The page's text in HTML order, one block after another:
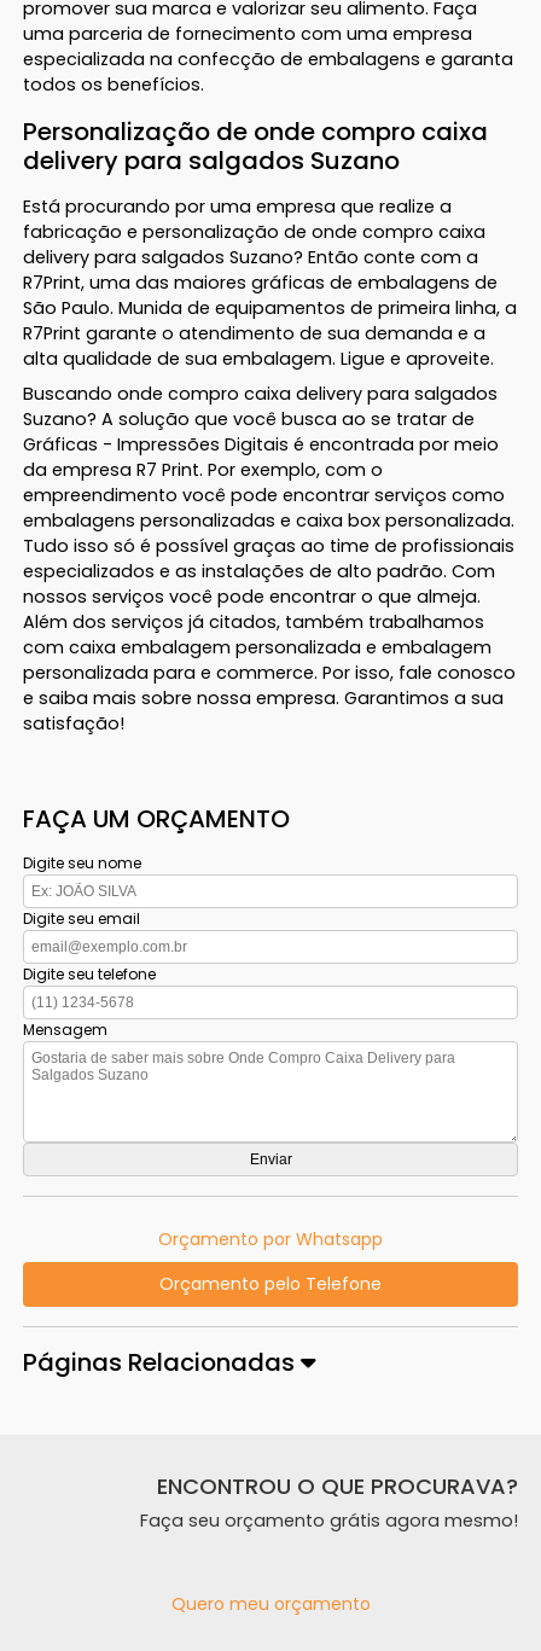
promover sua marca e valorizar seu alimento. Faça
uma parceria de fornecimento com uma empresa
especializada na confecção de embalagens e garanta
todos os benefícios.
Personalização de onde compro caixa
delivery para salgados Suzano
Está procurando por uma empresa que realize a
fabricação e personalização de onde compro caixa
delivery para salgados Suzano? Então conte com a
R7Print, uma das maiores gráficas de embalagens de
São Paulo. Munida de equipamentos de primeira linha, a
R7Print garante o atendimento de sua demanda e a
alta qualidade de sua embalagem. Ligue e aproveite.
Buscando onde compro caixa delivery para salgados
Suzano? A solução que você busca ao se tratar de
Gráficas - Impressões Digitais é encontrada por meio
da empresa R7 Print. Por exemplo, com o
empreendimento você pode encontrar serviços como
embalagens personalizadas e caixa box personalizada.
Tudo isso só é possível graças ao time de profissionais
especializados e as instalações de alto padrão. Com
nossos serviços você pode encontrar o que almeja.
Além dos serviços já citados, também trabalhamos
com caixa embalagem personalizada e embalagem
personalizada para e commerce. Por isso, fale conosco
e saiba mais sobre nossa empresa. Garantimos a sua
satisfação!
FAÇA UM ORÇAMENTO
Digite seu nome
Digite seu email
Digite seu telefone
Mensagem
Orçamento por Whatsapp
Orçamento pelo Telefone
Páginas Relacionadas
ENCONTROU O QUE PROCURAVA?
Faça seu orçamento grátis agora mesmo!
Quero meu orçamento